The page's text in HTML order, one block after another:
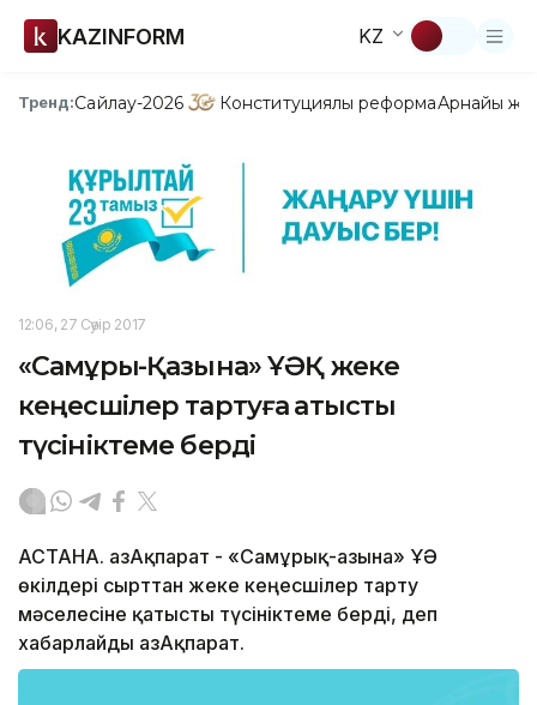
KAZINFORM KZ
Тренд:Сайлау-2026 Конституциялық реформаАрнайы
12:06, 27 Сәуір 2017
«Самұрық-Қазына» ҰӘҚ жеке
кеңесшілер тартуға қатысты
түсініктеме берді
АСТАНА. ҚазАқпарат - «Самұрық-Қазына» ҰӘҚ
өкілдері сырттан жеке кеңесшілер тарту
мәселесіне қатысты түсініктеме берді, деп
хабарлайды ҚазАқпарат.